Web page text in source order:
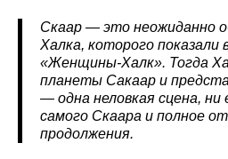
Скаар — это неожиданно
Халка, которого показали
«Женщины-Халк». Тогда
планеты Сакаар и
— одна неловкая сцена, ни
самого Скаара и полное
продолжения.